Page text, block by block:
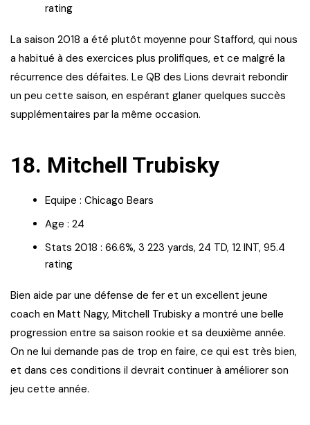
rating
La saison 2018 a été plutôt moyenne pour Stafford, qui nous
a habitué à des exercices plus prolifiques, et ce malgré la
récurrence des défaites. Le QB des Lions devrait rebondir
un peu cette saison, en espérant glaner quelques succès
supplémentaires par la même occasion.
18. Mitchell Trubisky
Equipe : Chicago Bears
Age : 24
Stats 2018 : 66.6%, 3 223 yards, 24 TD, 12 INT, 95.4
rating
Bien aide par une défense de fer et un excellent jeune
coach en Matt Nagy, Mitchell Trubisky a montré une belle
progression entre sa saison rookie et sa deuxième année.
On ne lui demande pas de trop en faire, ce qui est très bien,
et dans ces conditions il devrait continuer à améliorer son
jeu cette année.